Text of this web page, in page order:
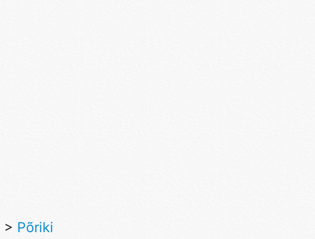
> Põriki